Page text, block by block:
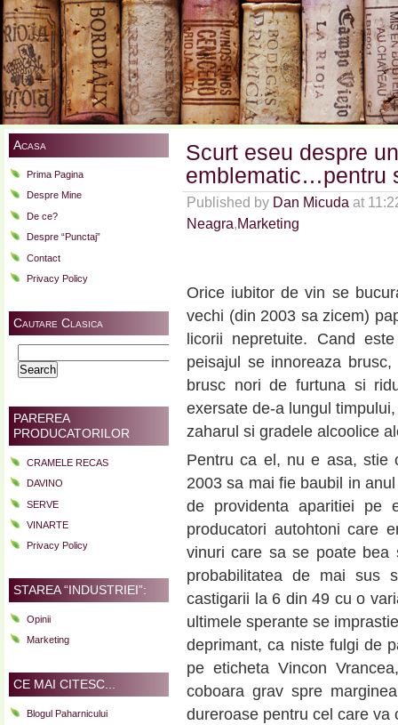
Acasa
Prima Pagina
Despre Mine
De ce?
Despre “Punctaj”
Contact
Privacy Policy
Cautare Clasica
for:
PAREREA
PRODUCATORILOR
CRAMELE RECAS
DAVINO
SERVE
VINARTE
Privacy Policy
STAREA “INDUSTRIEI”:
Opinii
Marketing
CE MAI CITESC...
Blogul Paharnicului
Scurt eseu despre
emblematic…pentru
Published by Dan Micuda at
Neagra,Marketing
Orice iubitor de vin se
vechi (din 2003 sa zicem)
licorii nepretuite. Cand
peisajul se innoreaza
brusc nori de furtuna si
exersate de-a lungul
zaharul si gradele alcoolice
Pentru ca el, nu e asa, stie
2003 sa mai fie baubil in
de providenta aparitiei pe
producatori autohtoni care
vinuri care sa se poate
probabilitatea de mai sus
castigarii la 6 din 49 cu o
ultimele sperante se
deprimant, ca niste fulgi de
pe eticheta Vincon
coboara grav spre
dureroase pentru cel care va